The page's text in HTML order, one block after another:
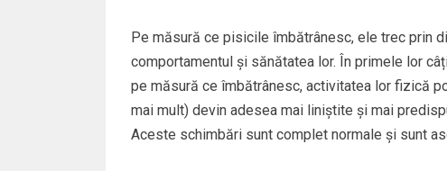
Pe măsură ce pisicile îmbătrânesc, ele trec prin
comportamentul și sănătatea lor. În primele lor
pe măsură ce îmbătrânesc, activitatea lor fizică
mai mult) devin adesea mai liniștite și mai
Aceste schimbări sunt complet normale și sunt